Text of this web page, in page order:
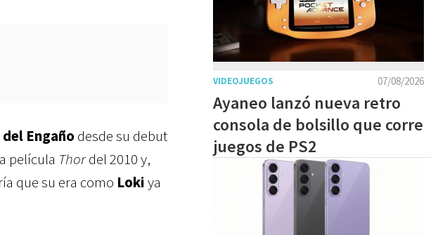
Engañodesde su debut
película Thordel 2010 y,
que su era como Lokiya
07/08/2026
VIDEOJUEGOS
Ayaneo lanzó nueva retro
consola de bolsillo que corre
juegos de PS2